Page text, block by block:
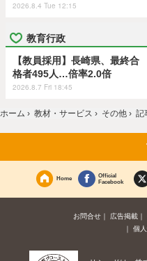
2026.8.4 Tue 12:15
教育行政
【教員採用】長崎県、最終合
格者495人…倍率2.0倍
2026.8.7 Fri 18:45
ホーム › 教材・サービス › その他 › 記
Home
Official
Facebook
お問合せ 広告掲載
個